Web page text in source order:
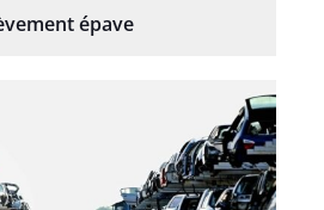
épave